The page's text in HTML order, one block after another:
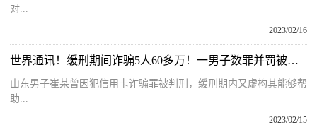
对...
2023/02/16
世界通讯！缓刑期间诈骗5人60多万！一男子数罪并罚被判13年半
山东男子崔某曾因犯信用卡诈骗罪被判刑，缓刑期内又虚构其能够帮
助...
2023/02/15